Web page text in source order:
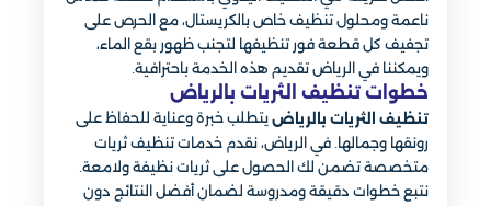
ناعمة ومحلول تنظيف خاص بالكريستال، مع الحرص على
تجفيف كل قطعة فور تنظيفها لتجنب ظهور بقع الماء،
ويمكننا في الرياض تقديم هذه الخدمة باحترافية.
خطوات تنظيف الثريات بالرياض
تنظيف الثريات بالرياض يتطلب خبرة وعناية للحفاظ على
رونقها وجمالها. في الرياض، نقدم خدمات تنظيف ثريات
متخصصة تضمن لك الحصول على ثريات نظيفة ولامعة.
نتبع خطوات دقيقة ومدروسة لضمان أفضل النتائج دون